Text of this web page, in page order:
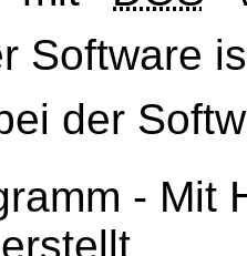
Software
der
- Mit